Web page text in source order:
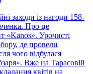
заходи із нагоди 158-
Про це
«Kanos». Урочисті
де провели
чого відбулася
Вже на Тарасовій
квітів на